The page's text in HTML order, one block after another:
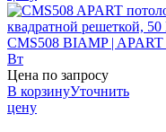
CMS508 BIAMP | APART
Вт
Цена по запросу
В корзинуУточнить
цену